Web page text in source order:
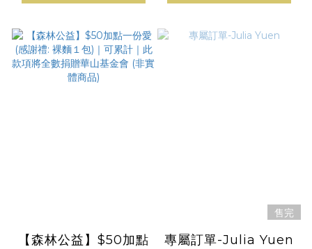
【森林公益】$50加點
售完
專屬訂單-Julia Yuen